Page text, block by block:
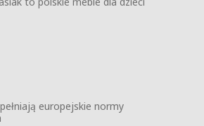
europejskie normy